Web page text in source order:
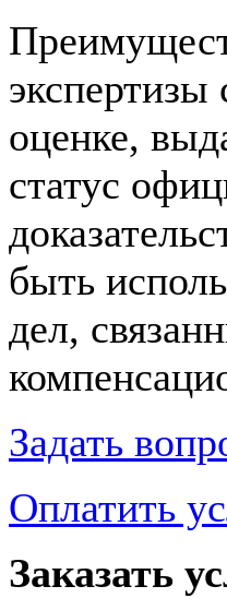
экспертизы
оценке,
статус
быть
дел,
Задать
Оплатить
Заказать